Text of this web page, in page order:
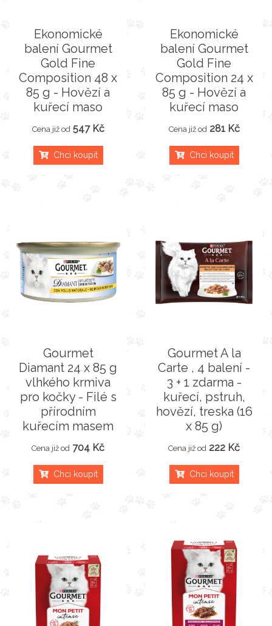
Ekonomické
balení Gourmet
Gold Fine
Composition 48 x
85 g - Hovězí a
kuřecí maso
Cena již od 547 Kč
Chci koupit
Ekonomické
balení Gourmet
Gold Fine
Composition 24 x
85 g - Hovězí a
kuřecí maso
Cena již od 281 Kč
Chci koupit
Gourmet
Diamant 24 x 85 g
vlhkého krmiva
pro kočky - Filé s
přírodním
kuřecím masem
Cena již od 704 Kč
Chci koupit
Gourmet A la
Carte , 4 balení -
3 + 1 zdarma -
kuřecí, pstruh,
hovězí, treska (16
x 85 g)
Cena již od 222 Kč
Chci koupit